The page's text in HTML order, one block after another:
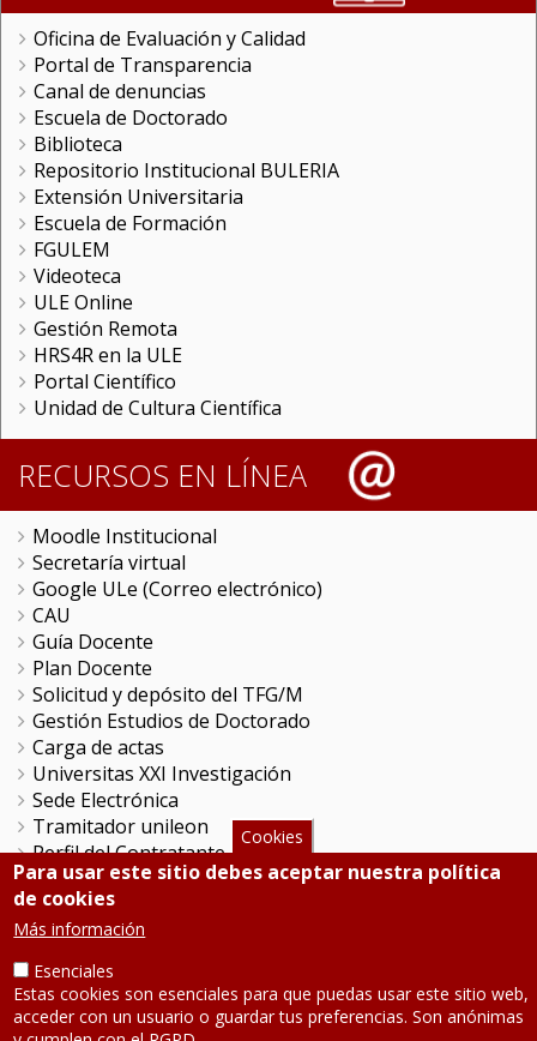
Oficina de Evaluación y Calidad
Portal de Transparencia
Canal de denuncias
Escuela de Doctorado
Biblioteca
Repositorio Institucional BULERIA
Extensión Universitaria
Escuela de Formación
FGULEM
Videoteca
ULE Online
Gestión Remota
HRS4R en la ULE
Portal Científico
Unidad de Cultura Científica
RECURSOS EN LÍNEA
Moodle Institucional
Secretaría virtual
Google ULe (Correo electrónico)
CAU
Guía Docente
Plan Docente
Solicitud y depósito del TFG/M
Gestión Estudios de Doctorado
Carga de actas
Universitas XXI Investigación
Sede Electrónica
Tramitador unileon
Perfil del Contratante
Portal del Empleado
Servicio de Informática y Comunicaciones
SÍGUENOS
Teléfono: 987 291 000
Cookies
Para usar este sitio debes aceptar nuestra política
de cookies
Más información
Esenciales
Estas cookies son esenciales para que puedas usar este sitio web,
acceder con un usuario o guardar tus preferencias. Son anónimas